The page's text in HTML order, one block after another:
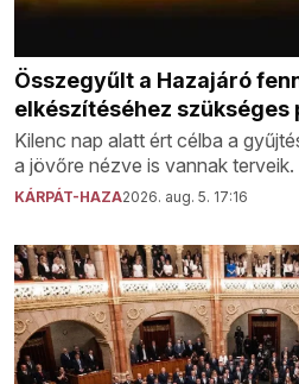
Összegyűlt a Hazajáró
elkészítéséhez szükséges
Kilenc nap alatt ért célba a
a jövőre nézve is vannak terveik.
KÁRPÁT-HAZA2026. aug. 5. 17:16